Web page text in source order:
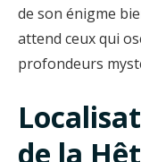
de son énigme
attend ceux qui
profondeurs
de la